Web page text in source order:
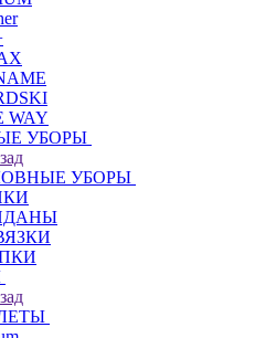
WAY
УБОРЫ
УБОРЫ